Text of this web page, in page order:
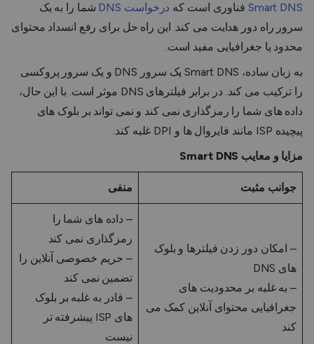
Smart DNS فناوری است که درخواست DNS
شما را به یک
سرور راه دور هدایت می کند. این راه حل برای رفع انسداد محتوای
محدود یا جغرافیایی مفید است.
به زبان ساده، Smart DNS یک سرور DNS و یک سرور پروکسی
را ترکیب می کند. در برابر فیلترهای DNS موثر است. با این حال،
داده های شما را رمزگذاری نمی کند و نمی تواند بر بلوک های
پیچیده ISP مانند فایروال ها و DPI غلبه کند.
مزایا و معایب Smart DNS
جوانب مثبت منفی
– امکان دور زدن فیلترها و بلوک
های DNS
– به غلبه بر محدودیت های
جغرافیایی محتوای آنلاین کمک می
کند
– داده های شما را
رمزگذاری نمی کند
– حریم خصوصی آنلاین را
تضمین نمی کند
– قادر به غلبه بر بلوک
های ISP پیشرفته تر
نیست